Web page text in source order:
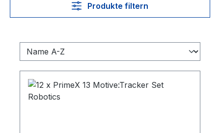
Produkte filtern